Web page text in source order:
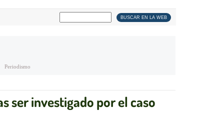
Periodismo
ser investigado por el caso